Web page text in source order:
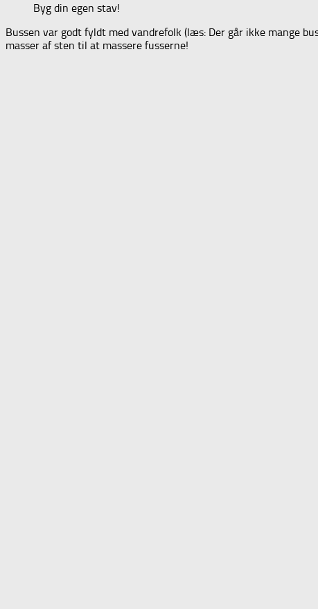
Byg din egen stav!
Bussen var godt fyldt med vandrefolk (læs: Der går ikke mange
masser af sten til at massere fusserne!